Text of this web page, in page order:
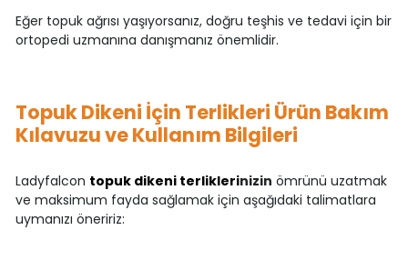
Eğer topuk ağrısı yaşıyorsanız, doğru teşhis ve tedavi için bir
ortopedi uzmanına danışmanız önemlidir.
Topuk Dikeni İçin Terlikleri Ürün Bakım
Kılavuzu ve Kullanım Bilgileri
Ladyfalcon topuk dikeni terliklerinizin ömrünü uzatmak
ve maksimum fayda sağlamak için aşağıdaki talimatlara
uymanızı öneririz: